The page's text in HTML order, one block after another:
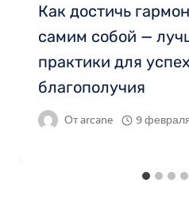
Как достичь
самим собой —
практики для
благополучия
Отarcane 9